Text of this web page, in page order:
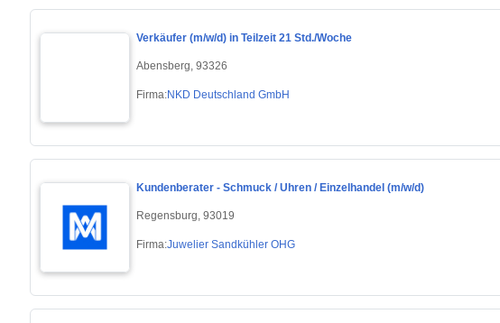
Verkäufer (m/w/d) in Teilzeit 21 Std./Woche
Abensberg, 93326
Firma:NKD Deutschland GmbH
Kundenberater - Schmuck / Uhren / Einzelhandel (m/w/d)
Regensburg, 93019
Firma:Juwelier Sandkühler OHG